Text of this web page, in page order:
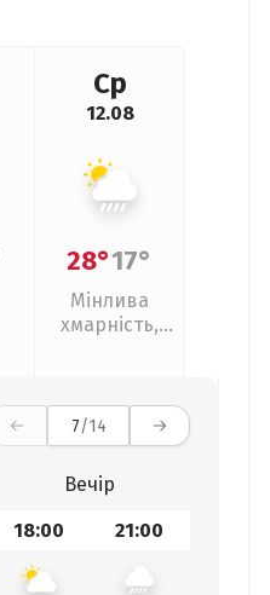
Ср
12.08
28°17°
Мінлива
хмарність,
7/14
Вечір
18:00 21:00